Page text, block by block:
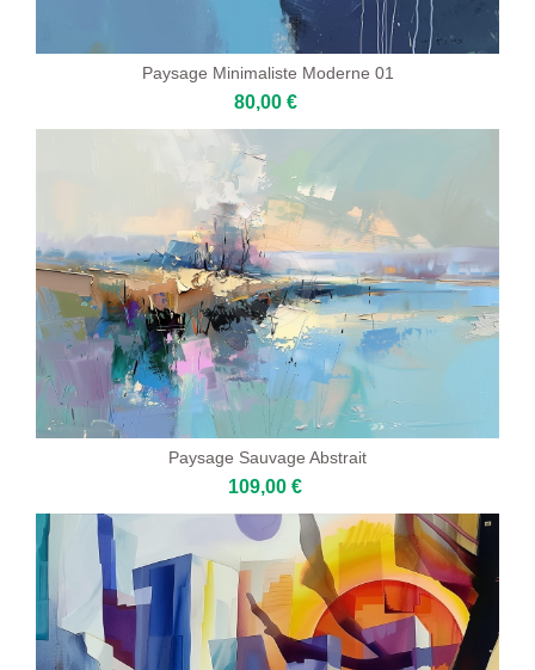
Paysage Minimaliste Moderne 01
80,00 €
Paysage Sauvage Abstrait
109,00 €